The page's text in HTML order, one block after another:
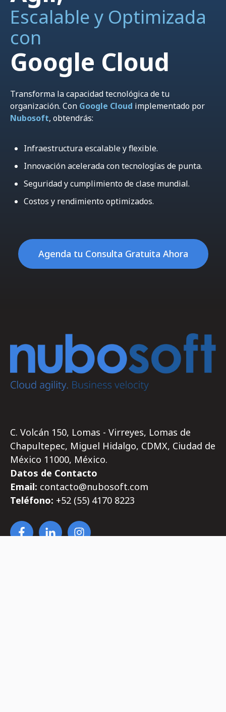
Escalable y Optimizada
con
Google Cloud
Transforma la capacidad tecnológica de tu
organización. Con Google Cloud implementado por
Nubosoft, obtendrás:
Infraestructura escalable y flexible.
Innovación acelerada con tecnologías de punta.
Seguridad y cumplimiento de clase mundial.
Costos y rendimiento optimizados.
Agenda tu Consulta Gratuita Ahora
C. Volcán 150, Lomas - Virreyes, Lomas de
Chapultepec, Miguel Hidalgo, CDMX, Ciudad de
México 11000, México.
Datos de Contacto
Email: contacto@nubosoft.com
Teléfono: +52 (55) 4170 8223